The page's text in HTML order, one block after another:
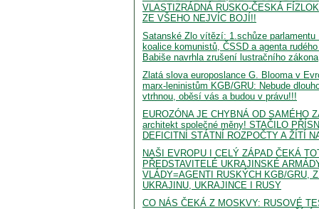
VLASTIZRÁDNÁ RUSKO-ČESKÁ
ZE VŠEHO NEJVÍC BOJÍ!!
Satanské Zlo vítězí: 1.schůze parlamentu
koalice komunistů, ČSSD a agenta
Babiše navrhla zrušení lustračního zákona
Zlatá slova europoslance G. Blooma v
marx-leninistům KGB/GRU: Nebude
vtrhnou, oběsí vás a budou v právu!!!
EUROZÓNA JE CHYBNÁ OD SAMÉHO
architekt společné měny! STAČILO
DEFICITNÍ STÁTNÍ ROZPOČTY A ŽÍTÍ
NAŠI EVROPU I CELÝ ZÁPAD ČEKÁ
PŘEDSTAVITELÉ UKRAJINSKÉ
VLÁDY=AGENTI RUSKÝCH KGB/GRU,
UKRAJINU, UKRAJINCE I RUSY
CO NÁS ČEKÁ Z MOSKVY: RUSOVÉ